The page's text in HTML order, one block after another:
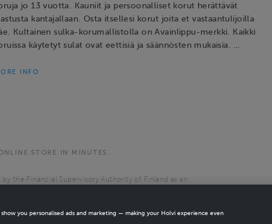
jo 13 vuotta. Kauniit ja persoonalliset korut herättävät
kantajallaan. Osta itsellesi korut joita et vastaantulijoilla
Kultainen sulka-korumallistolla on Avainlippu-merkki. Kaikki
käytetyt sulat ovat eettisiä ja säännösten mukaisia. …
INFO
STORE IN MINUTES.
the Financial Supervisory Authority of Finland as an
you personalised ads and marketing — making your Holvi experience even